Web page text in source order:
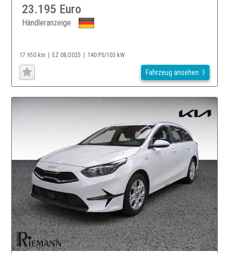
23.195 Euro
Händleranzeige
17.950 km EZ 08/2025 140 PS/103 kW
Fahrzeug ansehen